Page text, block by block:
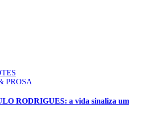
PROSA
RODRIGUES: a vida sinaliza um